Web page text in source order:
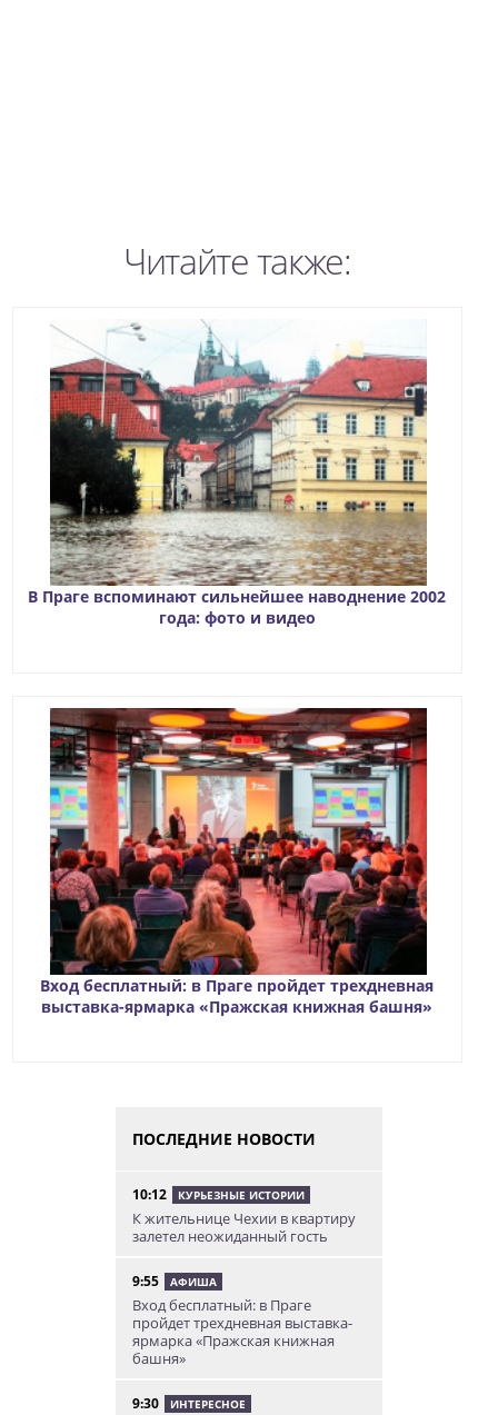
Читайте также:
В Праге вспоминают сильнейшее наводнение 2002
года: фото и видео
Вход бесплатный: в Праге пройдет трехдневная
выставка-ярмарка «Пражская книжная башня»
ПОСЛЕДНИЕ НОВОСТИ
10:12 КУРЬЕЗНЫЕ ИСТОРИИ
К жительнице Чехии в квартиру
залетел неожиданный гость
9:55 АФИША
Вход бесплатный: в Праге
пройдет трехдневная выставка-
ярмарка «Пражская книжная
башня»
9:30 ИНТЕРЕСНОЕ